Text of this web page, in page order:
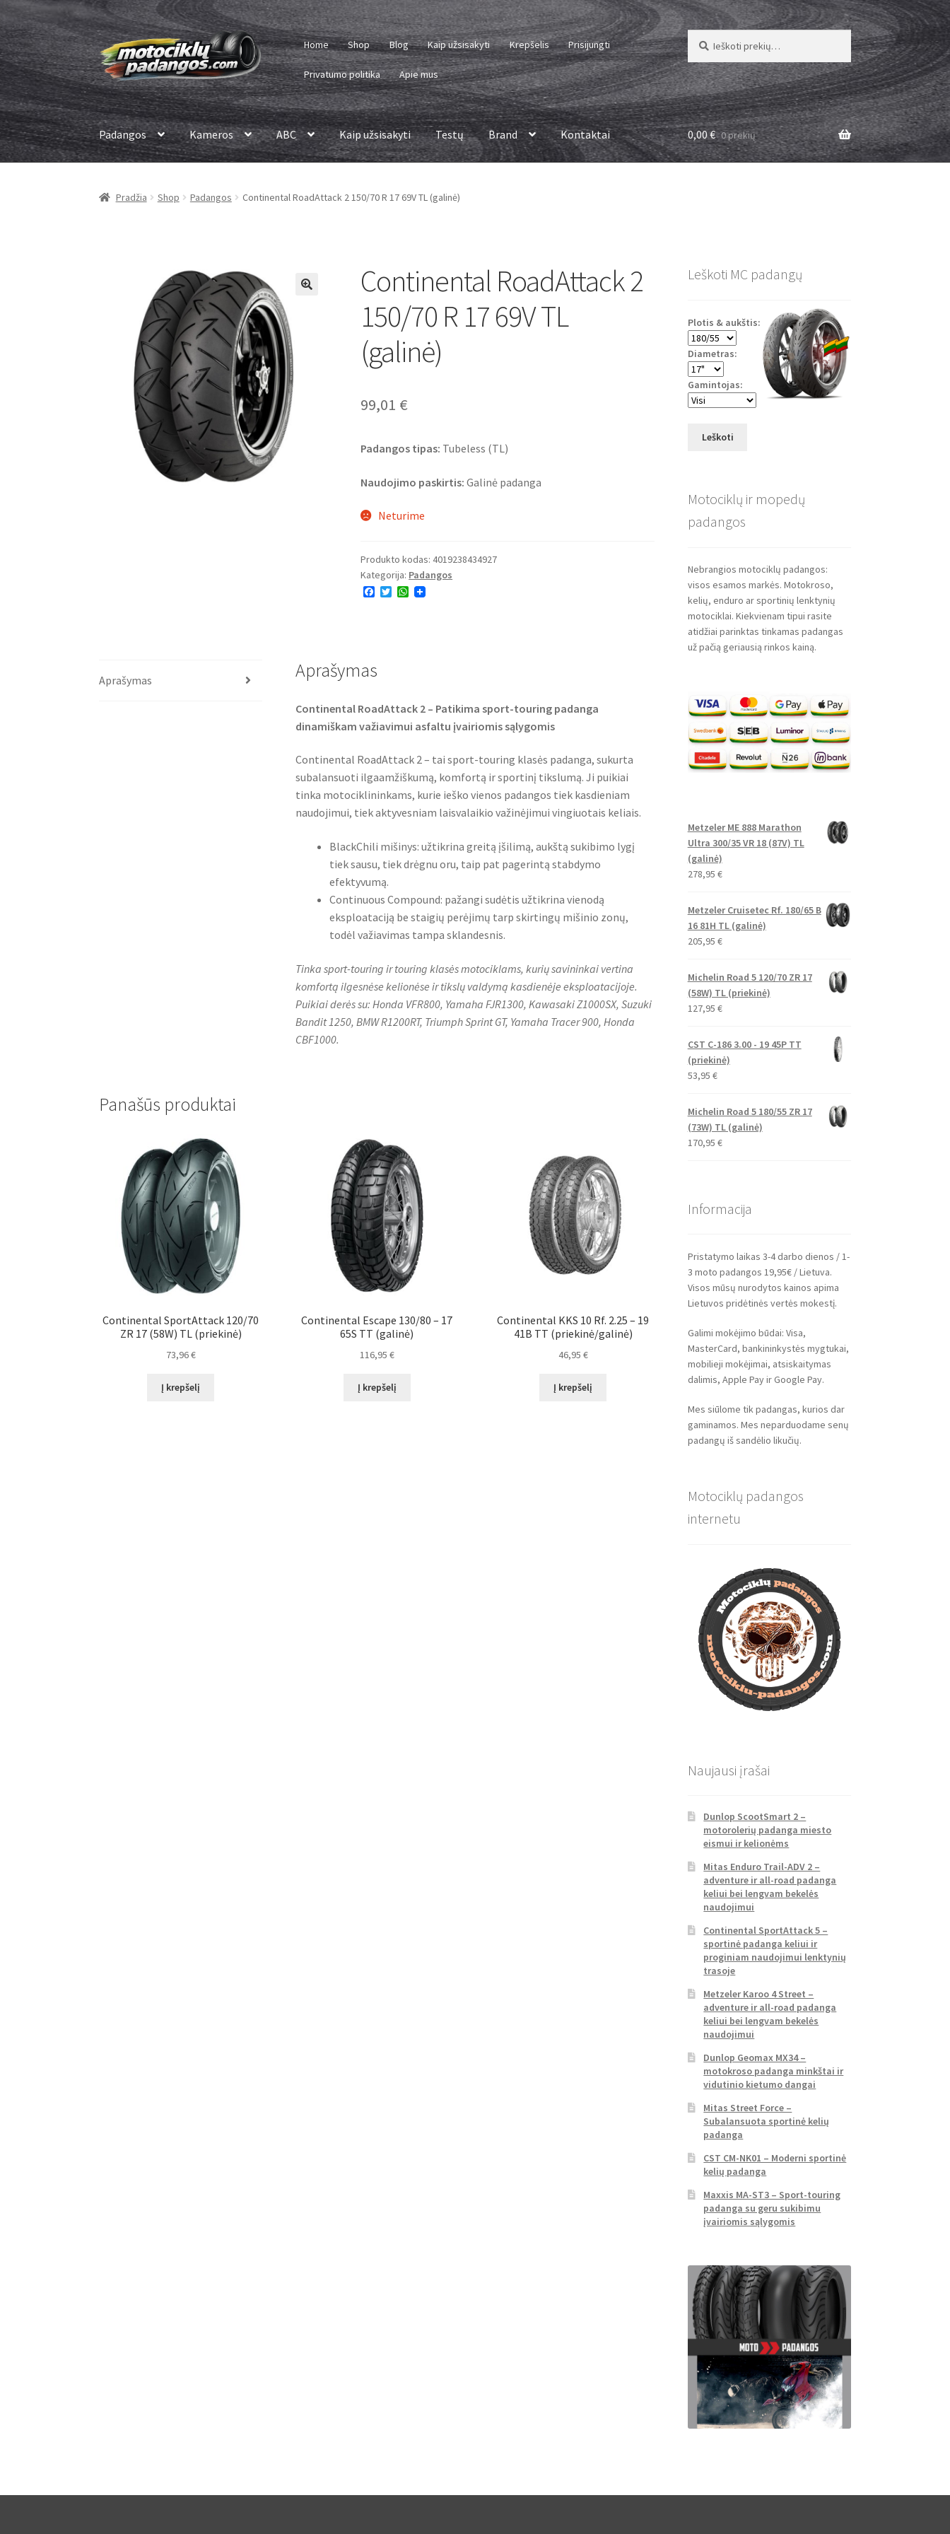
Pereiti
prie
meniu
Pereiti
prie
turinio
Home Shop Blog Kaip užsisakyti Krepšelis Prisijungti
Privatumo politika Apie mus
Ieškoti:
Ieškoti
Padangos Kameros ABC Kaip užsisakyti Testų Brand Kontaktai 0,00€ 0 prekių
Pradžia Shop Padangos Continental RoadAttack 2 150/70 R 17 69V TL (galinė)
Continental RoadAttack 2
150/70 R 17 69V TL
(galinė)
99,01 €
Padangos tipas: Tubeless (TL)
Naudojimo paskirtis: Galinė padanga
Neturime
Produkto kodas:4019238434927
Kategorija: Padangos
F
k
T
W
Aprašymas Aprašymas
Continental RoadAttack 2 – Patikima sport-touring padanga
dinamiškam važiavimui asfaltu įvairiomis sąlygomis
Continental RoadAttack 2 – tai sport-touring klasės padanga, sukurta
subalansuoti ilgaamžiškumą, komfortą ir sportinį tikslumą. Ji puikiai
tinka motociklininkams, kurie ieško vienos padangos tiek kasdieniam
naudojimui, tiek aktyvesniam laisvalaikio važinėjimui vingiuotais keliais.
BlackChili mišinys: užtikrina greitą įšilimą, aukštą sukibimo lygį
tiek sausu, tiek drėgnu oru, taip pat pagerintą stabdymo
efektyvumą.
Continuous Compound: pažangi sudėtis užtikrina vienodą
eksploataciją be staigių perėjimų tarp skirtingų mišinio zonų,
todėl važiavimas tampa sklandesnis.
Tinka sport-touring ir touring klasės motociklams, kurių savininkai vertina
komfortą ilgesnėse kelionėse ir tikslų valdymą kasdienėje eksploatacijoje.
Puikiai derės su: Honda VFR800, Yamaha FJR1300, Kawasaki Z1000SX, Suzuki
Bandit 1250, BMW R1200RT, Triumph Sprint GT, Yamaha Tracer 900, Honda
CBF1000.
Panašūs produktai
Continental SportAttack 120/70
ZR 17 (58W) TL (priekinė)
73,96€
Į krepšelį
Continental Escape 130/80 – 17
65S TT (galinė)
116,95 €
Į krepšelį
Continental KKS 10 Rf. 2.25 – 19
41B TT (priekinė/galinė)
46,95 €
Į krepšelį
Leškoti MC padangų
Plotis & aukštis:
Diametras:
Gamintojas:
Leškoti
Motociklų ir mopedų
padangos
Nebrangios motociklų padangos:
visos esamos markės. Motokroso,
kelių, enduro ar sportinių lenktynių
motociklai. Kiekvienam tipui rasite
atidžiai parinktas tinkamas padangas
už pačią geriausią rinkos kainą.
Metzeler ME 888 Marathon
Ultra 300/35 VR 18 (87V) TL
(galinė)
278,95 €
Metzeler Cruisetec Rf. 180/65 B
16 81H TL (galinė)
205,95 €
Michelin Road 5 120/70 ZR 17
(58W) TL (priekinė)
127,95 €
CST C-186 3.00 - 19 45P TT
(priekinė)
53,95 €
Michelin Road 5 180/55 ZR 17
(73W) TL (galinė)
170,95 €
Informacija
Pristatymo laikas 3-4 darbo dienos / 1-
3 moto padangos 19,95€ / Lietuva.
Visos mūsų nurodytos kainos apima
Lietuvos pridėtinės vertės mokestį.
Galimi mokėjimo būdai: Visa,
MasterCard, bankininkystės mygtukai,
mobilieji mokėjimai, atsiskaitymas
dalimis, Apple Pay ir Google Pay.
Mes siūlome tik padangas, kurios dar
gaminamos. Mes neparduodame senų
padangų iš sandėlio likučių.
Motociklų padangos
internetu
Naujausi įrašai
Dunlop ScootSmart 2 –
motorolerių padanga miesto
eismui ir kelionėms
Mitas Enduro Trail-ADV 2 –
adventure ir all-road padanga
keliui bei lengvam bekelės
naudojimui
Continental SportAttack 5 –
sportinė padanga keliui ir
proginiam naudojimui lenktynių
trasoje
Metzeler Karoo 4 Street –
adventure ir all-road padanga
keliui bei lengvam bekelės
naudojimui
Dunlop Geomax MX34 –
motokroso padanga minkštai ir
vidutinio kietumo dangai
Mitas Street Force –
Subalansuota sportinė kelių
padanga
CST CM-NK01 – Moderni sportinė
kelių padanga
Maxxis MA-ST3 – Sport-touring
padanga su geru sukibimu
įvairiomis sąlygomis